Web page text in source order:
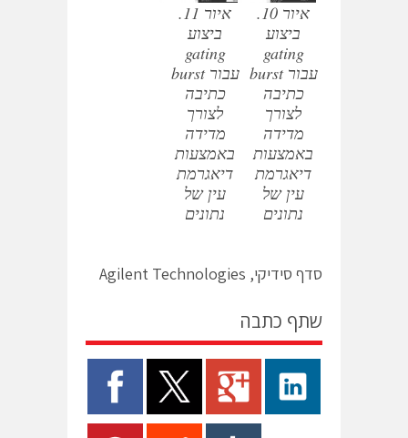
איור 10.
ביצוע
gating
עבור burst
כתיבה
לצורך
מדידה
באמצעות
דיאגרמת
עין של
נתונים
איור 11.
ביצוע
gating
עבור burst
כתיבה
לצורך
מדידה
באמצעות
דיאגרמת
עין של
נתונים
סדף סידיקי, Agilent Technologies
שתף כתבה